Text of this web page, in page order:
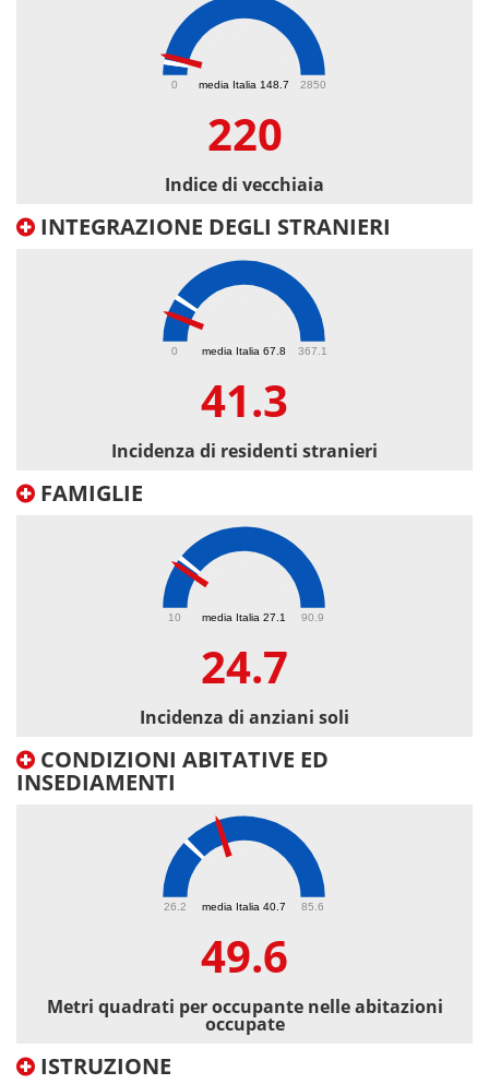
media Italia 148.7
0 2850
220
Indice di vecchiaia
INTEGRAZIONE DEGLI STRANIERI
media Italia 67.8
0 367.1
41.3
Incidenza di residenti stranieri
FAMIGLIE
media Italia 27.1
10 90.9
24.7
Incidenza di anziani soli
CONDIZIONI ABITATIVE ED
INSEDIAMENTI
media Italia 40.7
26.2 85.6
49.6
Metri quadrati per occupante nelle abitazioni
occupate
ISTRUZIONE